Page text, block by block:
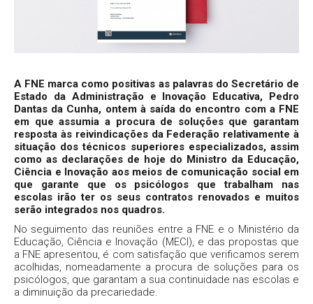
A FNE marca como positivas as palavras do Secretário de
Estado da Administração e Inovação Educativa, Pedro
Dantas da Cunha, ontem à saída do encontro com a FNE
em que assumia a procura de soluções que garantam
resposta às reivindicações da Federação relativamente à
situação dos técnicos superiores especializados, assim
como as declarações de hoje do Ministro da Educação,
Ciência e Inovação aos meios de comunicação social em
que garante que os psicólogos que trabalham nas
escolas irão ter os seus contratos renovados e muitos
serão integrados nos quadros.
No seguimento das reuniões entre a FNE e o Ministério da
Educação, Ciência e Inovação (MECI), e das propostas que
a FNE apresentou, é com satisfação que verificamos serem
acolhidas, nomeadamente a procura de soluções para os
psicólogos, que garantam a sua continuidade nas escolas e
a diminuição da precariedade.